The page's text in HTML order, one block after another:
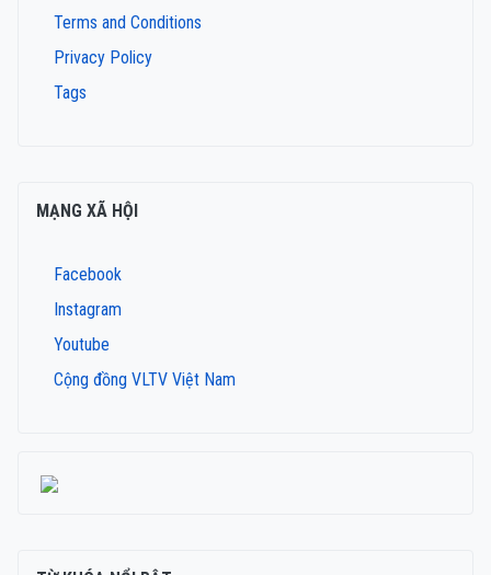
Terms and Conditions
Privacy Policy
Tags
MẠNG XÃ HỘI
Facebook
Instagram
Youtube
Cộng đồng VLTV Việt Nam